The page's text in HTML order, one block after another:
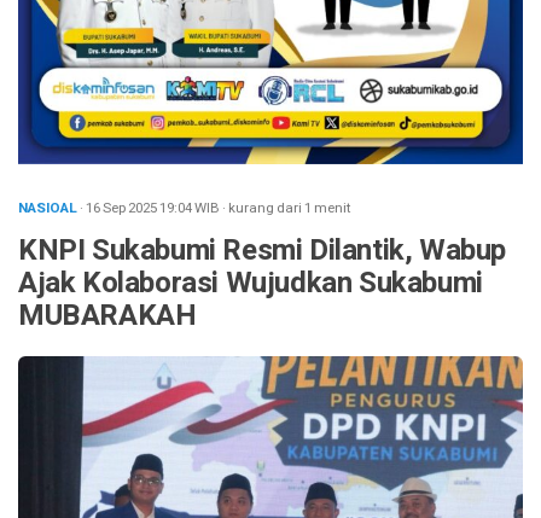
NASIOAL· 16 Sep 202519:04WIB · kurang dari 1 menit
KNPI Sukabumi Resmi Dilantik, Wabup
Ajak Kolaborasi Wujudkan Sukabumi
MUBARAKAH